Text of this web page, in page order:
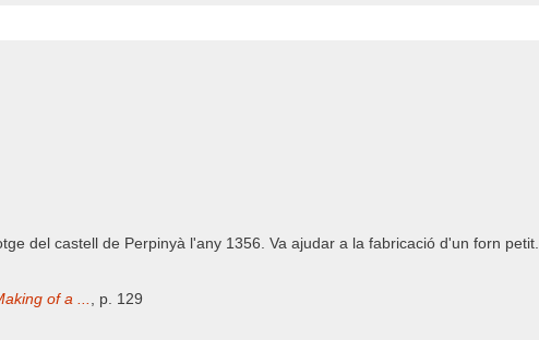
del castell de Perpinyà l'any 1356. Va ajudar a la fabricació d'un forn petit.
of a ... , p. 129